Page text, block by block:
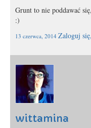
Grunt to nie poddawać
:)
13 czerwca, 2014 Zaloguj
wittamina